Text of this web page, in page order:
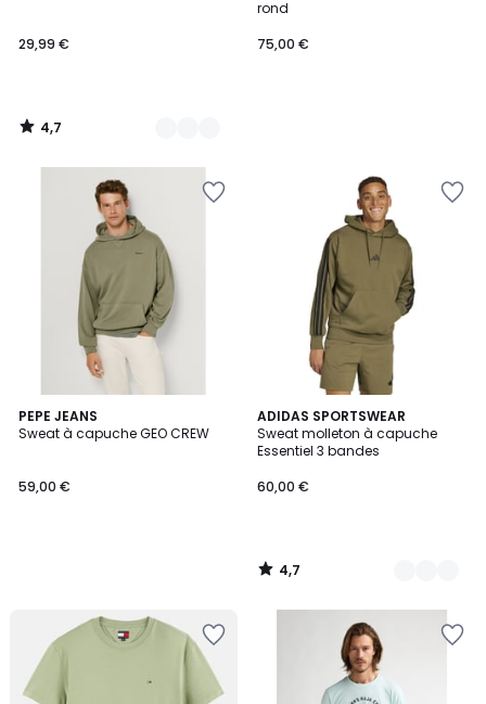
29,99 €
4,7
/
rond
75,00 €
PEPE JEANS
Sweat à capuche GEO CREW
59,00 €
ADIDAS SPORTSWEAR
Sweat molleton à capuche
Essentiel 3 bandes
60,00 €
4,7
/ 5
3
Couleurs
4,7
/